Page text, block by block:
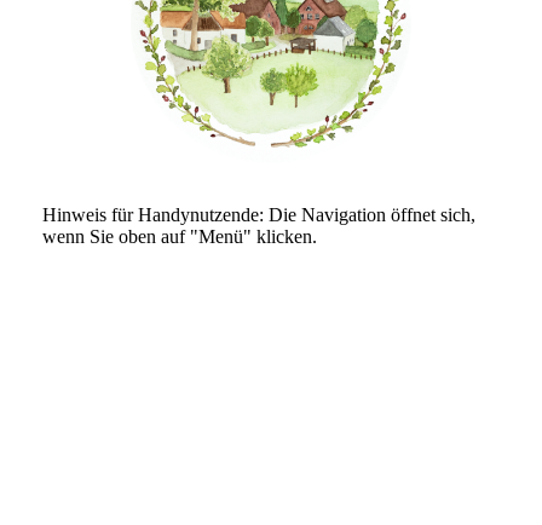
Hinweis für Handynutzende: Die Navigation öffnet sich,
wenn Sie oben auf "Menü" klicken.